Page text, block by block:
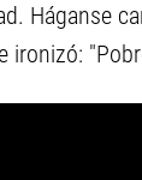
Háganse
ironizó: